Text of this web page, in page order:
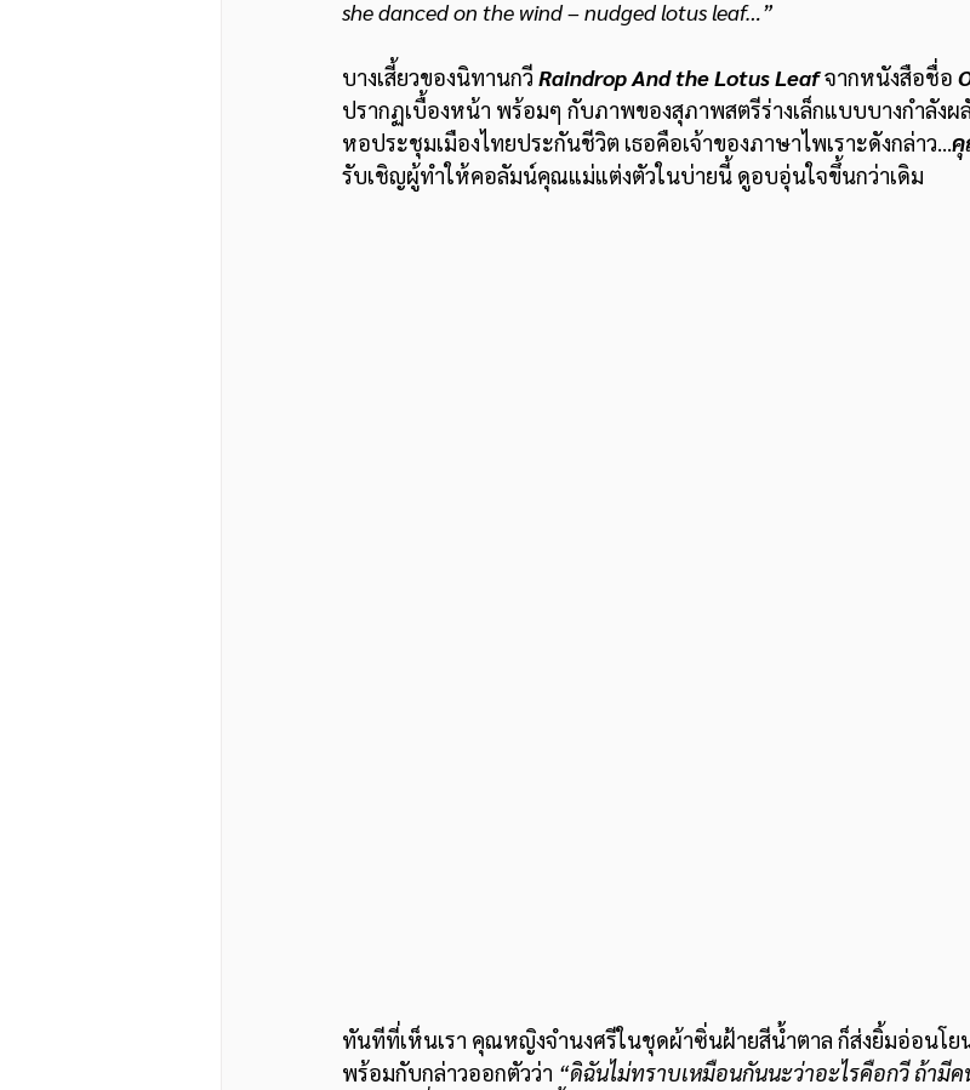
she danced on the wind – nudged lotus leaf…”
บางเสี้ยวของนิทานกวี Raindrop And the Lotus Leaf จากหนังสือชื่อ
ปรากฏเบื้องหน้า พร้อมๆ กับภาพของสุภาพสตรีร่างเล็กแบบบางกำลังผ
หอประชุมเมืองไทยประกันชีวิต เธอคือเจ้าของภาษาไพเราะดังกล่าว...คุ
รับเชิญผู้ทำให้คอลัมน์คุณแม่แต่งตัวในบ่ายนี้ ดูอบอุ่นใจขึ้นกว่าเดิม
ทันทีที่เห็นเรา คุณหญิงจำนงศรีในชุดผ้าซิ่นฝ้ายสีน้ำตาล ก็ส่งยิ้มอ่อนโย
พร้อมกับกล่าวออกตัวว่า “ดิฉันไม่ทราบเหมือนกันนะว่าอะไรคือกวี ถ้ามี